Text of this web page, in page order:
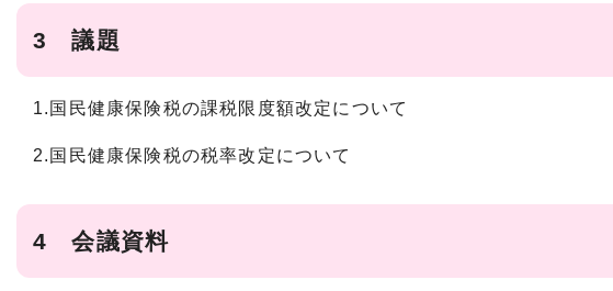
3 議題
1.国民健康保険税の課税限度額改定について
2.国民健康保険税の税率改定について
4 会議資料